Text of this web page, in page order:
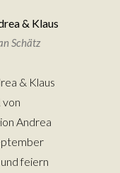
& Klaus
Schätz
& Klaus
von
Andrea
feiern